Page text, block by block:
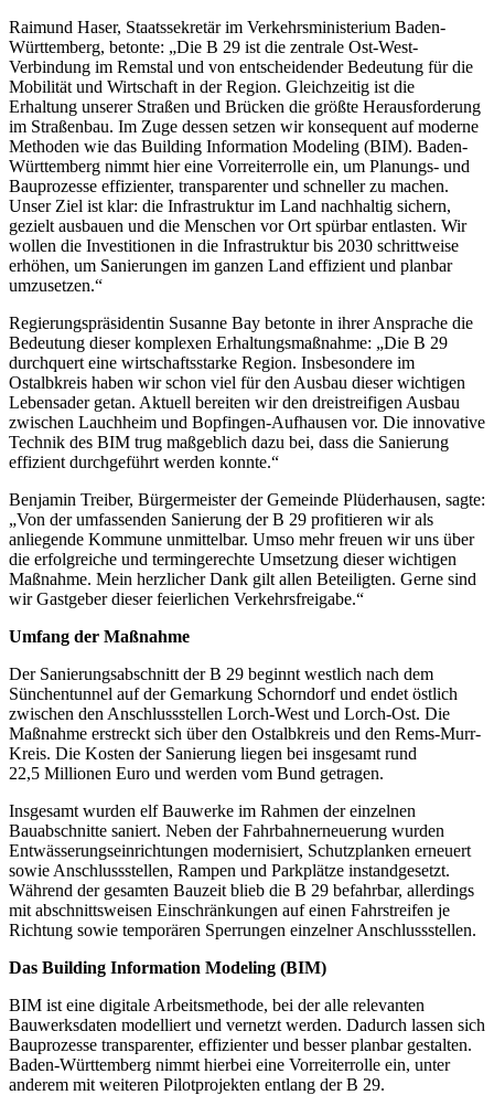
Raimund Haser, Staatssekretär im Verkehrsministerium Baden-
Württemberg, betonte: „Die B 29 ist die zentrale Ost-West-
Verbindung im Remstal und von entscheidender Bedeutung für die
Mobilität und Wirtschaft in der Region. Gleichzeitig ist die
Erhaltung unserer Straßen und Brücken die größte Herausforderung
im Straßenbau. Im Zuge dessen setzen wir konsequent auf moderne
Methoden wie das Building Information Modeling (BIM). Baden-
Württemberg nimmt hier eine Vorreiterrolle ein, um Planungs- und
Bauprozesse effizienter, transparenter und schneller zu machen.
Unser Ziel ist klar: die Infrastruktur im Land nachhaltig sichern,
gezielt ausbauen und die Menschen vor Ort spürbar entlasten. Wir
wollen die Investitionen in die Infrastruktur bis 2030 schrittweise
erhöhen, um Sanierungen im ganzen Land effizient und planbar
umzusetzen.“
Regierungspräsidentin Susanne Bay betonte in ihrer Ansprache die
Bedeutung dieser komplexen Erhaltungsmaßnahme: „Die B 29
durchquert eine wirtschaftsstarke Region. Insbesondere im
Ostalbkreis haben wir schon viel für den Ausbau dieser wichtigen
Lebensader getan. Aktuell bereiten wir den dreistreifigen Ausbau
zwischen Lauchheim und Bopfingen-Aufhausen vor. Die innovative
Technik des BIM trug maßgeblich dazu bei, dass die Sanierung
effizient durchgeführt werden konnte.“
Benjamin Treiber, Bürgermeister der Gemeinde Plüderhausen, sagte:
„Von der umfassenden Sanierung der B 29 profitieren wir als
anliegende Kommune unmittelbar. Umso mehr freuen wir uns über
die erfolgreiche und termingerechte Umsetzung dieser wichtigen
Maßnahme. Mein herzlicher Dank gilt allen Beteiligten. Gerne sind
wir Gastgeber dieser feierlichen Verkehrsfreigabe.“
Umfang der Maßnahme
Der Sanierungsabschnitt der B 29 beginnt westlich nach dem
Sünchentunnel auf der Gemarkung Schorndorf und endet östlich
zwischen den Anschlussstellen Lorch-West und Lorch-Ost. Die
Maßnahme erstreckt sich über den Ostalbkreis und den Rems-Murr-
Kreis. Die Kosten der Sanierung liegen bei insgesamt rund
22,5 Millionen Euro und werden vom Bund getragen.
Insgesamt wurden elf Bauwerke im Rahmen der einzelnen
Bauabschnitte saniert. Neben der Fahrbahnerneuerung wurden
Entwässerungseinrichtungen modernisiert, Schutzplanken erneuert
sowie Anschlussstellen, Rampen und Parkplätze instandgesetzt.
Während der gesamten Bauzeit blieb die B 29 befahrbar, allerdings
mit abschnittsweisen Einschränkungen auf einen Fahrstreifen je
Richtung sowie temporären Sperrungen einzelner Anschlussstellen.
Das Building Information Modeling (BIM)
BIM ist eine digitale Arbeitsmethode, bei der alle relevanten
Bauwerksdaten modelliert und vernetzt werden. Dadurch lassen sich
Bauprozesse transparenter, effizienter und besser planbar gestalten.
Baden-Württemberg nimmt hierbei eine Vorreiterrolle ein, unter
anderem mit weiteren Pilotprojekten entlang der B 29.